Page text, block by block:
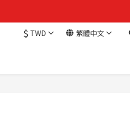
$ TWD 繁體中文